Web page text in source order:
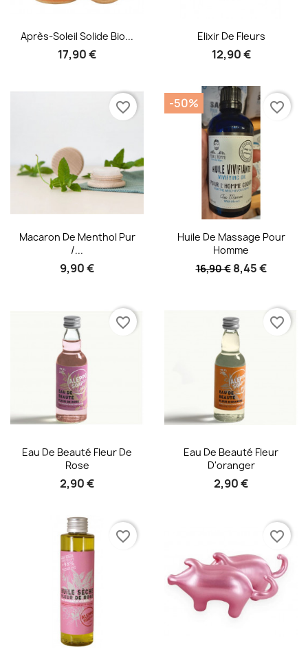
Aperçu rapide
Après-Soleil Solide Bio...
17,90 €
Aperçu rapide
Elixir De Fleurs
12,90 €
Aperçu rapide
Macaron De Menthol Pur
/...
9,90 €
favorite_border
 Aperçu rapide
Huile De Massage Pour
Homme
16,90 € 8,45 €
-50% favorite_border
Aperçu rapide
Eau De Beauté Fleur De
Rose
2,90 €
favorite_border
Aperçu rapide
Eau De Beauté Fleur
D'oranger
2,90 €
favorite_border
favorite_border favorite_border